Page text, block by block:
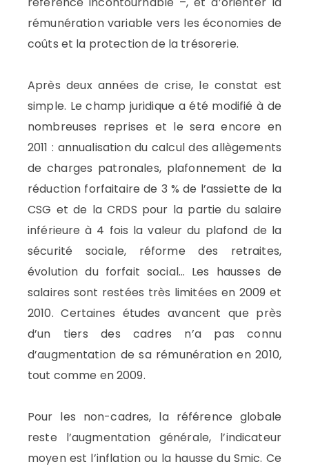
rémunération variable vers les économies de
coûts et la protection de la trésorerie.
Après deux années de crise, le constat est
simple. Le champ juridique a été modifié à de
nombreuses reprises et le sera encore en
2011 : annualisation du calcul des allègements
de charges patronales, plafonnement de la
réduction forfaitaire de 3 % de l’assiette de la
CSG et de la CRDS pour la partie du salaire
inférieure à 4 fois la valeur du plafond de la
sécurité sociale, réforme des retraites,
évolution du forfait social… Les hausses de
salaires sont restées très limitées en 2009 et
2010. Certaines études avancent que près
d’un tiers des cadres n’a pas connu
d’augmentation de sa rémunération en 2010,
tout comme en 2009.
Pour les non-cadres, la référence globale
reste l’augmentation générale, l’indicateur
moyen est l’inflation ou la hausse du Smic. Ce